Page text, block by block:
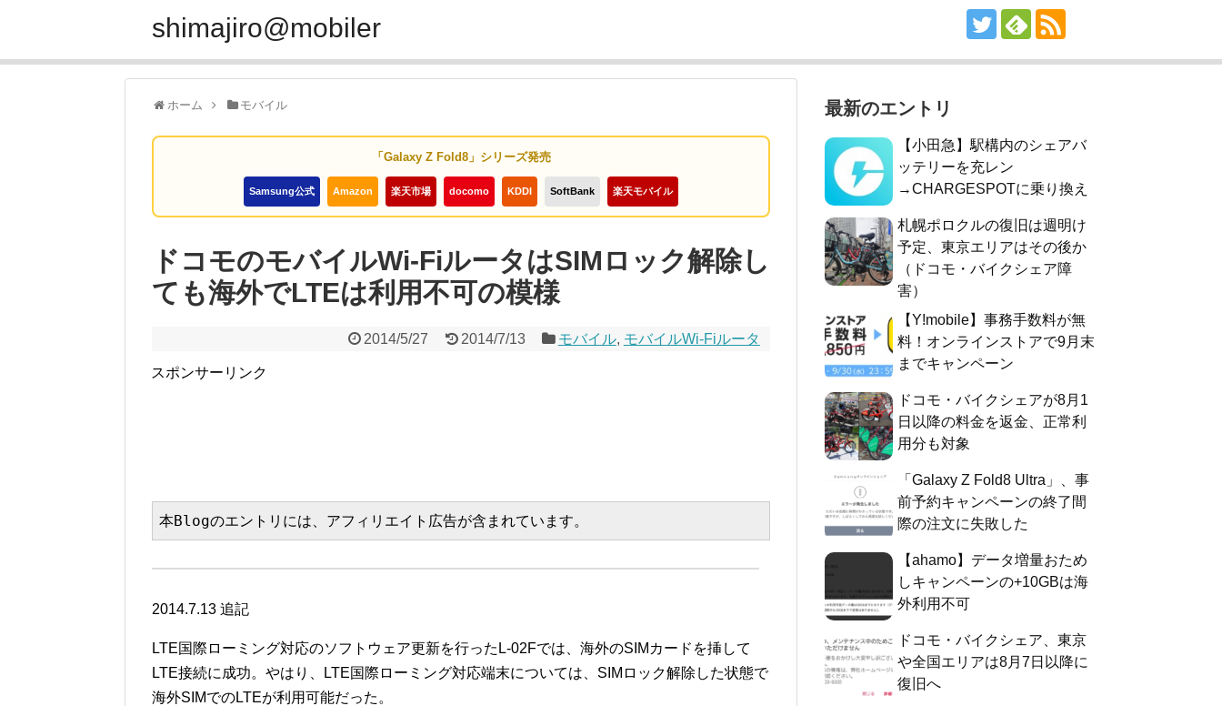
shimajiro@mobiler
ホーム モバイル
「Galaxy Z Fold8」シリーズ発売
Samsung公式 Amazon 楽天市場 docomo KDDI SoftBank 楽天モバイル
ドコモのモバイルWi-FiルータはSIMロック解除し
ても海外でLTEは利用不可の模様
2014/5/27 2014/7/13 モバイル, モバイルWi-Fiルータ
スポンサーリンク
本Blogのエントリには、アフィリエイト広告が含まれています。
2014.7.13 追記
LTE国際ローミング対応のソフトウェア更新を行ったL-02Fでは、海外のSIMカードを挿して
LTE接続に成功。やはり、LTE国際ローミング対応端末については、SIMロック解除した状態で
海外SIMでのLTEが利用可能だった。
最新のエントリ
【小田急】駅構内のシェアバ
ッテリーを充レン
→CHARGESPOTに乗り換え
札幌ポロクルの復旧は週明け
予定、東京エリアはその後か
（ドコモ・バイクシェア障
害）
【Y!mobile】事務手数料が無
料！オンラインストアで9月末
までキャンペーン
ドコモ・バイクシェアが8月1
日以降の料金を返金、正常利
用分も対象
「Galaxy Z Fold8 Ultra」、事
前予約キャンペーンの終了間
際の注文に失敗した
【ahamo】データ増量おため
しキャンペーンの+10GBは海
外利用不可
ドコモ・バイクシェア、東京
や全国エリアは8月7日以降に
復旧へ